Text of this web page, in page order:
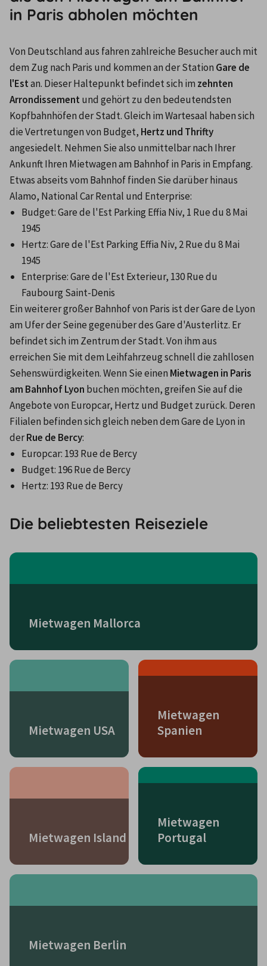
in Paris abholen möchten
Von Deutschland aus fahren zahlreiche Besucher auch mit
dem Zug nach Paris und kommen an der Station Gare de
l'Est an. Dieser Haltepunkt befindet sich im zehnten
Arrondissement und gehört zu den bedeutendsten
Kopfbahnhöfen der Stadt. Gleich im Wartesaal haben sich
die Vertretungen von Budget, Hertz und Thrifty
angesiedelt. Nehmen Sie also unmittelbar nach Ihrer
Ankunft Ihren Mietwagen am Bahnhof in Paris in Empfang.
Etwas abseits vom Bahnhof finden Sie darüber hinaus
Alamo, National Car Rental und Enterprise:
Budget: Gare de l'Est Parking Effia Niv, 1 Rue du 8 Mai
1945
Hertz: Gare de l'Est Parking Effia Niv, 2 Rue du 8 Mai
1945
Enterprise: Gare de l'Est Exterieur, 130 Rue du
Faubourg Saint-Denis
Ein weiterer großer Bahnhof von Paris ist der Gare de Lyon
am Ufer der Seine gegenüber des Gare d'Austerlitz. Er
befindet sich im Zentrum der Stadt. Von ihm aus
erreichen Sie mit dem Leihfahrzeug schnell die zahllosen
Sehenswürdigkeiten. Wenn Sie einen Mietwagen in Paris
am Bahnhof Lyon buchen möchten, greifen Sie auf die
Angebote von Europcar, Hertz und Budget zurück. Deren
Filialen befinden sich gleich neben dem Gare de Lyon in
der Rue de Bercy:
Europcar: 193 Rue de Bercy
Budget: 196 Rue de Bercy
Hertz: 193 Rue de Bercy
Die beliebtesten Reiseziele
Mietwagen Mallorca
Mietwagen USA
Mietwagen
Spanien
Mietwagen Island
Mietwagen
Portugal
Mietwagen Berlin